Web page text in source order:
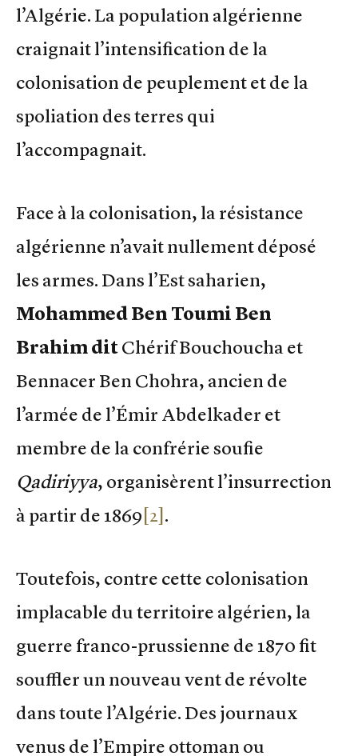
l’Algérie. La population algérienne
craignait l’intensification de la
colonisation de peuplement et de la
spoliation des terres qui
l’accompagnait.
Face à la colonisation, la résistance
algérienne n’avait nullement déposé
les armes. Dans l’Est saharien,
Mohammed Ben Toumi Ben
Brahim ditChérif Bouchoucha et
Bennacer Ben Chohra, ancien de
l’armée de l’Émir Abdelkader et
membre de la confrérie soufie
Qadiriyya, organisèrent l’insurrection
à partir de 1869 [2] .
Toutefois, contre cette colonisation
implacable du territoire algérien, la
guerre franco-prussienne de 1870 fit
souffler un nouveau vent de révolte
dans toute l’Algérie. Des journaux
venus de l’Empire ottoman ou